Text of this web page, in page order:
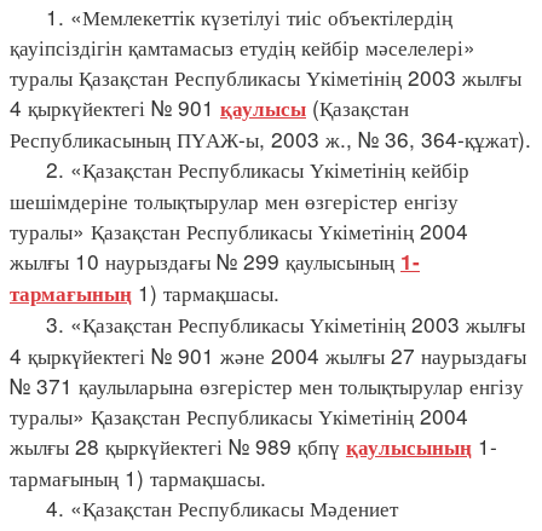
1. «Мемлекеттік күзетілуі тиіс объектілердің
қауіпсіздігін қамтамасыз етудің кейбір мәселелері»
туралы Қазақстан Республикасы Үкіметінің 2003 жылғы
4 қыркүйектегі № 901 қаулысы (Қазақстан
Республикасының ПҮАЖ-ы, 2003 ж., № 36, 364-құжат).
2. «Қазақстан Республикасы Үкіметінің кейбір
шешімдеріне толықтырулар мен өзгерістер енгізу
туралы» Қазақстан Республикасы Үкіметінің 2004
жылғы 10 наурыздағы № 299 қаулысының 1-
тармағының 1) тармақшасы.
3. «Қазақстан Республикасы Үкіметінің 2003 жылғы
4 қыркүйектегі № 901 және 2004 жылғы 27 наурыздағы
№ 371 қаулыларына өзгерістер мен толықтырулар енгізу
туралы» Қазақстан Республикасы Үкіметінің 2004
жылғы 28 қыркүйектегі № 989 қбпү қаулысының 1-
тармағының 1) тармақшасы.
4. «Қазақстан Республикасы Мәдениет